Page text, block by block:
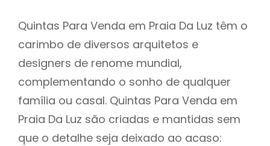
Quintas Para Venda em Praia Da Luz têm o
carimbo de diversos arquitetos e
designers de renome mundial,
complementando o sonho de qualquer
família ou casal. Quintas Para Venda em
Praia Da Luz são criadas e mantidas sem
que o detalhe seja deixado ao acaso: